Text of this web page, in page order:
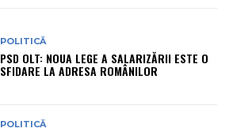
POLITICĂ
PSD OLT: NOUA LEGE A SALARIZĂRII ESTE O
SFIDARE LA ADRESA ROMÂNILOR
POLITICĂ